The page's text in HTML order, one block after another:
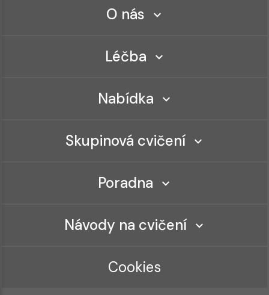
O nás
Léčba
Nabídka
Skupinová cvičení
Poradna
Návody na cvičení
Cookies